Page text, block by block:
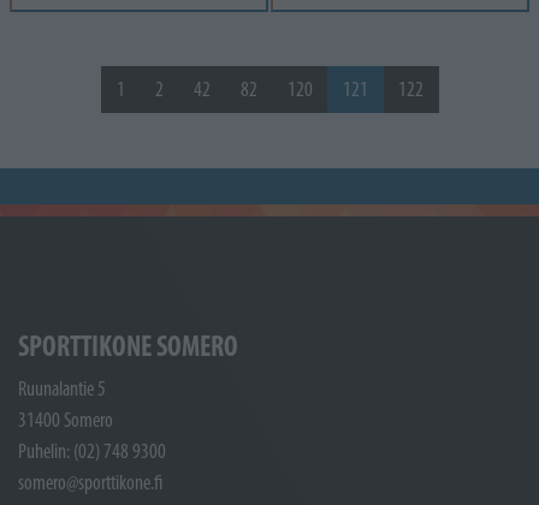
1 2 42 82 120 121 122
SPORTTIKONE SOMERO
Ruunalantie 5
31400 Somero
Puhelin: (02) 748 9300
somero@sporttikone.fi